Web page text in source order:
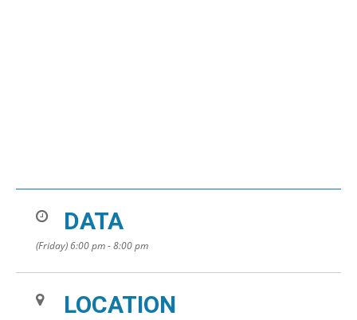
DATA
(Friday) 6:00 pm - 8:00 pm
LOCATION